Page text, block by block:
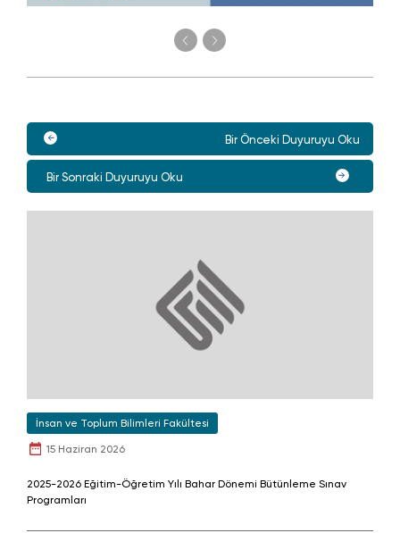
Bir Önceki Duyuruyu Oku
Bir Sonraki Duyuruyu Oku
İnsan ve Toplum Bilimleri Fakültesi
15 Haziran 2026
2025-2026 Eğitim-Öğretim Yılı Bahar Dönemi Bütünleme Sınav
Programları